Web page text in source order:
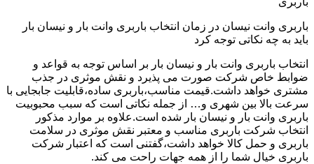
باربری وانت نیسان در زمان انتخاب باربری وانت بار و نیسان بار
باید به چه نکاتی توجه کرد
انتخاب باربری وانت بار و نیسان بار بر اساس توجه به قواعد و
ضوابط خاص شرکت صورت می پذیرد و نقش موثری در جذب
مشتری خواهد داشت.قیمت مناسب،باربری ساده،قابلیت جابجایی با
سرعت بالا بین شهری و… از جمله نکاتی است که سبب محبوبیت
باربری وانت بار و نیسان بار شده است.علاوه بر موارد مذکور
انتخاب شرکت باربری مناسب و معتبر نقش موثری در سلامت
باربری و حمل کالا خواهد داشت،گفتنی است که اعتبار شرکت
باربری خیال شما را از همه جهات راحت می کند.